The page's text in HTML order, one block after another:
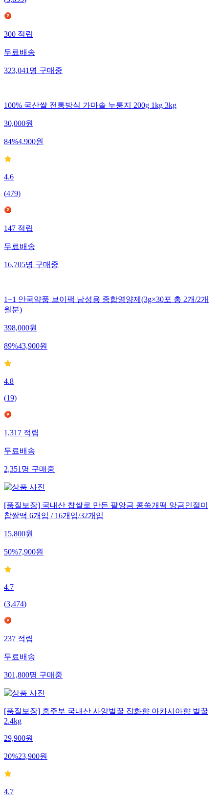
300적립
무료배송
323,041명구매중
100% 국산쌀 전통방식 가마솥 누룽지 200g 1kg 3kg
30,000원
84%4,900원
4.6
(479)
147적립
무료배송
16,705명구매중
1+1 안국약품 브이팩 남성용 종합영양제(3g×30포 총 2개/2개
월분)
398,000원
89%43,900원
4.8
(19)
1,317적립
무료배송
2,351명구매중
[품질보장] 국내산 찹쌀로 만든 팥앙금 콩쑥개떡 앙금인절미
찹쌀떡 6개입 / 16개입/32개입
15,800원
50%7,900원
4.7
(3,474)
237적립
무료배송
301,800명구매중
[품질보장] 홍주부 국내산 사양벌꿀 잡화향 아카시아향 벌꿀
2.4kg
29,900원
20%23,900원
4.7